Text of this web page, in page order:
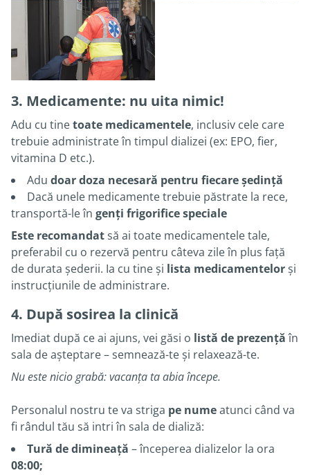
3. Medicamente: nu uita nimic!
Adu cu tinetoate medicamentele, inclusiv cele care
trebuie administrate în timpul dializei (ex: EPO, fier,
vitamina D etc.).
Adu doar doza necesară pentru fiecare ședință
Dacă unele medicamente trebuie păstrate la rece,
transportă-le în genți frigorifice speciale
Este recomandatsă ai toate medicamentele tale,
preferabil cu o rezervă pentru câteva zile în plus față
de durata șederii. Ia cu tine și lista medicamentelorși
instrucțiunile de administrare.
4. După sosirea la clinică
Imediat după ce ai ajuns, vei găsi o listă de prezențăîn
sala de așteptare – semnează-te și relaxează-te.
Nu este nicio grabă: vacanța ta abia începe.
Personalul nostru te va striga pe numeatunci când va
fi rândul tău să intri în sala de dializă:
Tură de dimineață – începerea dializelor la ora
08:00;